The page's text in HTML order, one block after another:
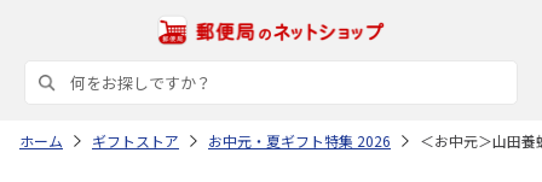
ホーム ギフトストア お中元・夏ギフト特集 2026 ＜お中元＞山田